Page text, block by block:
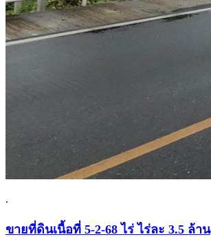
.
ขายที่ดินเนื้อที่ 5-2-68 ไร่ ไร่ละ 3.5 ล้าน